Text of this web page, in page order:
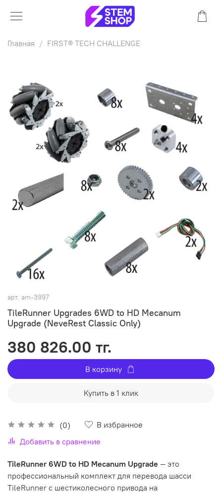
Главная FIRST® TECH CHALLENGE
арт. am-3997
TileRunner Upgrades 6WD to HD Mecanum
Upgrade (NeveRest Classic Only)
(0)
В избранное
Добавить в сравнение
380 826.00 тг.
В корзину
Купить в 1 клик
TileRunner 6WD to HD Mecanum Upgrade — это
профессиональный комплект для перевода шасси
TileRunner с шестиколесного привода на